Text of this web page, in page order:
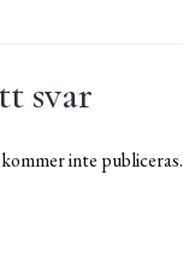
svar
inte publiceras.